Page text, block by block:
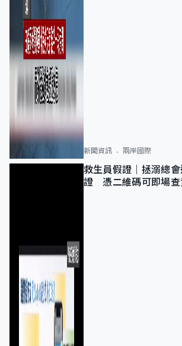
新聞資訊 兩岸國際
救生員假證｜拯溺總
證 憑二維碼可即場